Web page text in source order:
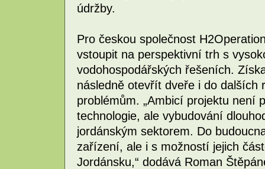
údržby.
Pro českou společnost
vstoupit na perspektivní trh s
vodohospodářských řešeních.
následně otevřít dveře i do dalších
problémům. „Ambicí projektu není
technologie, ale vybudování
jordánským sektorem. Do
zařízení, ale i s možností jejich
Jordánsku,“ dodává Roman